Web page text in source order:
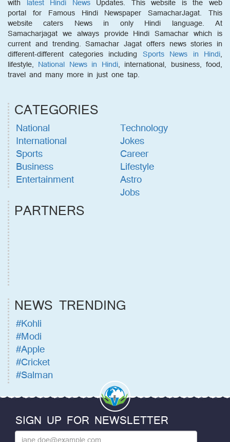
with latest Hindi NewsUpdates. This website is the web
portal for Famous Hindi Newspaper SamacharJagat. This
website caters News in only Hindi language. At
Samacharjagat we always provide Hindi Samachar which is
current and trending. Samachar Jagat offers news stories in
different-different categories including Sports News in Hindi,
lifestyle, National News in Hindi, international, business, food,
travel and many more in just one tap.
CATEGORIES
National
International
Sports
Business
Entertainment
Technology
Jokes
Career
Lifestyle
Astro
Jobs
PARTNERS
NEWS TRENDING
#Kohli
#Modi
#Apple
#Cricket
#Salman
SIGN UP FOR NEWSLETTER